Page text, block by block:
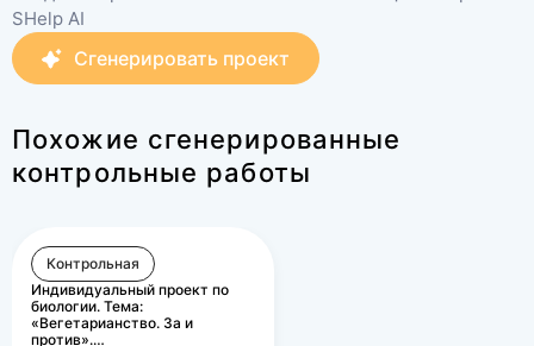
SHelp AI
Сгенерировать проект
Похожие сгенерированные
контрольные работы
Контрольная
Индивидуальный проект по
биологии. Тема:
«Вегетарианство. За и
против».…